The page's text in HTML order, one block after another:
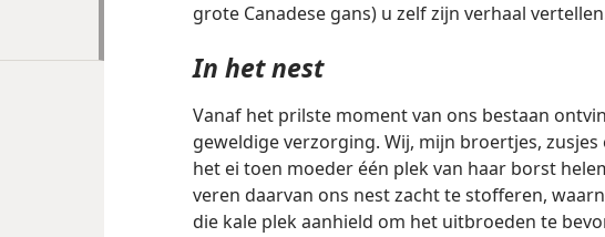
grote Canadese gans) u zelf zijn verhaal
In het nest
Vanaf het prilste moment van ons bestaan
geweldige verzorging. Wij, mijn broertjes,
het ei toen moeder één plek van haar borst
veren daarvan ons nest zacht te stofferen,
die kale plek aanhield om het uitbroeden te